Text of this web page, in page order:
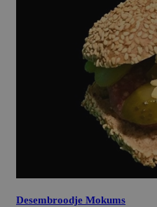
Desembroodje Mokums